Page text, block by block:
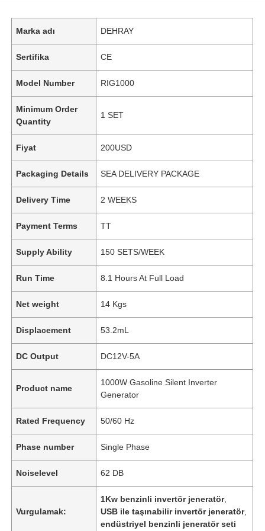
Marka adı DEHRAY
Sertifika CE
Model Number RIG1000
Minimum Order
Quantity
1 SET
Fiyat 200USD
Packaging Details SEA DELIVERY PACKAGE
Delivery Time 2 WEEKS
Payment Terms TT
Supply Ability 150 SETS/WEEK
Run Time 8.1 Hours At Full Load
Net weight 14 Kgs
Displacement 53.2mL
DC Output DC12V-5A
Product name
1000W Gasoline Silent Inverter
Generator
Rated Frequency 50/60 Hz
Phase number Single Phase
Noiselevel 62 DB
Vurgulamak:
1Kw benzinli invertör jeneratör,
USB ile taşınabilir invertör jeneratör,
endüstriyel benzinli jeneratör seti